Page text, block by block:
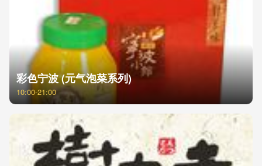
彩色宁波 (元气泡菜系列)
10:00-21:00